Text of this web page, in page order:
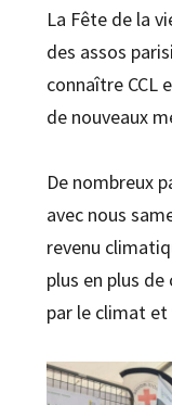
La Fête de la
des assos
connaître CCL
de nouveaux
De nombreux
avec nous
revenu
plus en plus
par le climat